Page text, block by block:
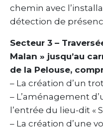
chemin avec
détection de
Secteur 3 –
Malan » jusqu’au
de la Pelouse,
– La création d’un
– L’aménagement
l’entrée du lieu-dit «
– La création d’une